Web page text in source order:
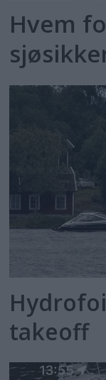
Hvem
takeoff